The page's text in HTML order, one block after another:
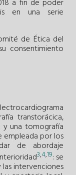
a fin de poder
en una serie
de Ética del
consentimiento
transtorácica,
y una tomografía
empleada por los
de abordaje
3,4,19: se
las intervenciones